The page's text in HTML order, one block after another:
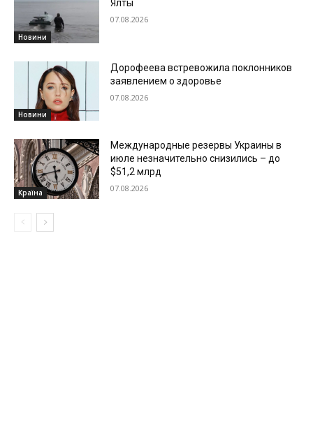
Новини
Ялты
07.08.2026
Новини
Дорофеева встревожила поклонников
заявлением о здоровье
07.08.2026
Країна
Международные резервы Украины в
июле незначительно снизились – до
$51,2 млрд
07.08.2026